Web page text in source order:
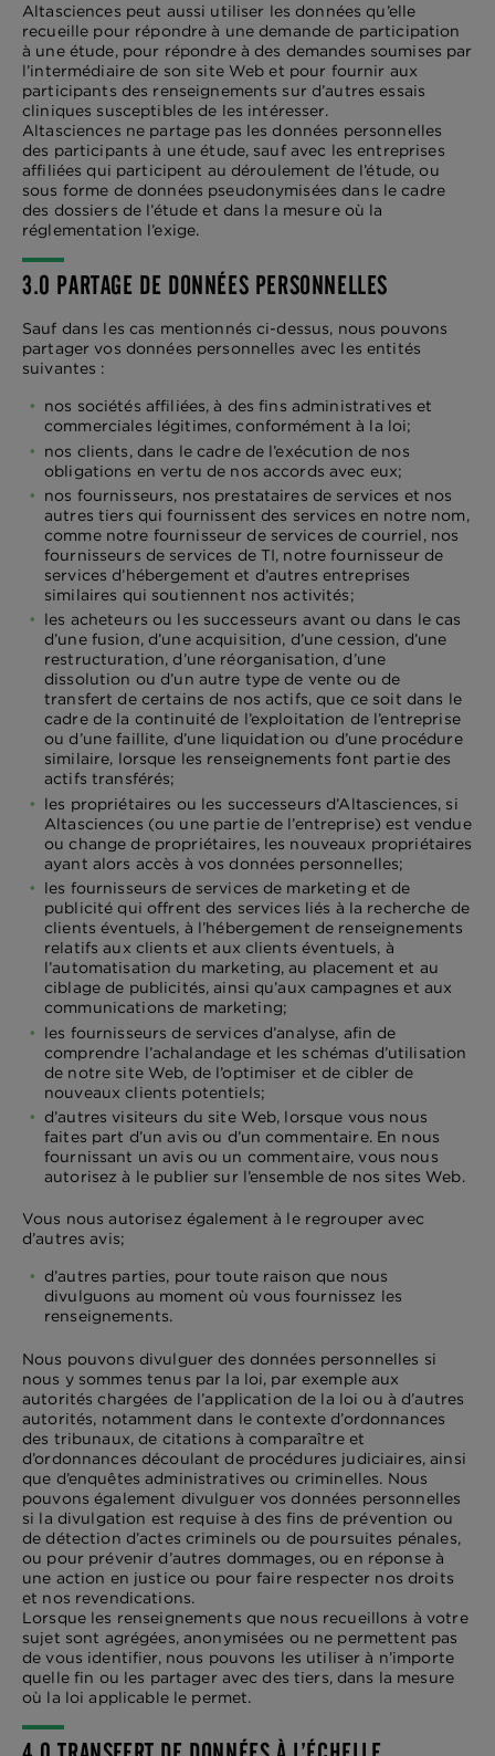
Altasciences peut aussi utiliser les données qu’elle
recueille pour répondre à une demande de participation
à une étude, pour répondre à des demandes soumises par
l’intermédiaire de son site Web et pour fournir aux
participants des renseignements sur d’autres essais
cliniques susceptibles de les intéresser.
Altasciences ne partage pas les données personnelles
des participants à une étude, sauf avec les entreprises
affiliées qui participent au déroulement de l’étude, ou
sous forme de données pseudonymisées dans le cadre
des dossiers de l’étude et dans la mesure où la
réglementation l’exige.
3.0 PARTAGE DE DONNÉES PERSONNELLES
Sauf dans les cas mentionnés ci-dessus, nous pouvons
partager vos données personnelles avec les entités
suivantes :
nos sociétés affiliées, à des fins administratives et
commerciales légitimes, conformément à la loi;
nos clients, dans le cadre de l’exécution de nos
obligations en vertu de nos accords avec eux;
nos fournisseurs, nos prestataires de services et nos
autres tiers qui fournissent des services en notre nom,
comme notre fournisseur de services de courriel, nos
fournisseurs de services de TI, notre fournisseur de
services d’hébergement et d’autres entreprises
similaires qui soutiennent nos activités;
les acheteurs ou les successeurs avant ou dans le cas
d’une fusion, d’une acquisition, d’une cession, d’une
restructuration, d’une réorganisation, d’une
dissolution ou d’un autre type de vente ou de
transfert de certains de nos actifs, que ce soit dans le
cadre de la continuité de l’exploitation de l’entreprise
ou d’une faillite, d’une liquidation ou d’une procédure
similaire, lorsque les renseignements font partie des
actifs transférés;
les propriétaires ou les successeurs d’Altasciences, si
Altasciences (ou une partie de l’entreprise) est vendue
ou change de propriétaires, les nouveaux propriétaires
ayant alors accès à vos données personnelles;
les fournisseurs de services de marketing et de
publicité qui offrent des services liés à la recherche de
clients éventuels, à l’hébergement de renseignements
relatifs aux clients et aux clients éventuels, à
l’automatisation du marketing, au placement et au
ciblage de publicités, ainsi qu’aux campagnes et aux
communications de marketing;
les fournisseurs de services d’analyse, afin de
comprendre l’achalandage et les schémas d’utilisation
de notre site Web, de l’optimiser et de cibler de
nouveaux clients potentiels;
d’autres visiteurs du site Web, lorsque vous nous
faites part d’un avis ou d’un commentaire. En nous
fournissant un avis ou un commentaire, vous nous
autorisez à le publier sur l’ensemble de nos sites Web.
Vous nous autorisez également à le regrouper avec
d’autres avis;
d’autres parties, pour toute raison que nous
divulguons au moment où vous fournissez les
renseignements.
Nous pouvons divulguer des données personnelles si
nous y sommes tenus par la loi, par exemple aux
autorités chargées de l’application de la loi ou à d’autres
autorités, notamment dans le contexte d’ordonnances
des tribunaux, de citations à comparaître et
d’ordonnances découlant de procédures judiciaires, ainsi
que d’enquêtes administratives ou criminelles. Nous
pouvons également divulguer vos données personnelles
si la divulgation est requise à des fins de prévention ou
de détection d’actes criminels ou de poursuites pénales,
ou pour prévenir d’autres dommages, ou en réponse à
une action en justice ou pour faire respecter nos droits
et nos revendications.
Lorsque les renseignements que nous recueillons à votre
sujet sont agrégées, anonymisées ou ne permettent pas
de vous identifier, nous pouvons les utiliser à n’importe
quelle fin ou les partager avec des tiers, dans la mesure
où la loi applicable le permet.